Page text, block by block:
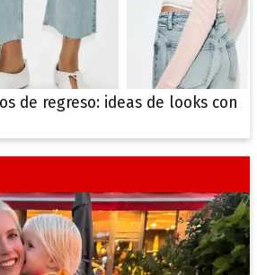
de regreso: ideas de looks con